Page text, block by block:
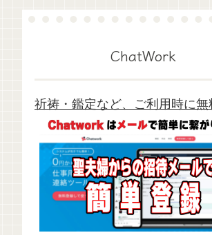
ChatWork
祈祷・鑑定など、ご利用時に無